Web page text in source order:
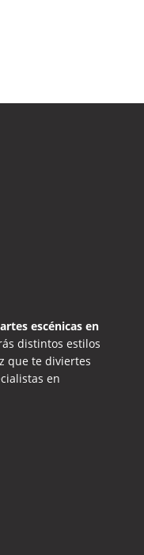
escénicas en
distintos estilos
que te diviertes
en